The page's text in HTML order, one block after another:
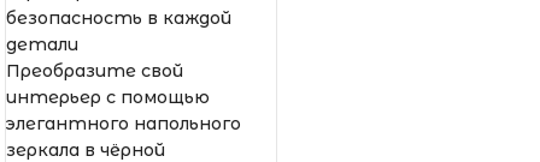
безопасность в каждой
детали
Преобразите свой
интерьер с помощью
элегантного напольного
зеркала в чёрной